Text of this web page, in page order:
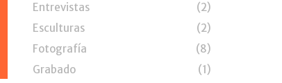
Entrevistas
(2)
Esculturas
(2)
Fotografía
(8)
Grabado
(1)